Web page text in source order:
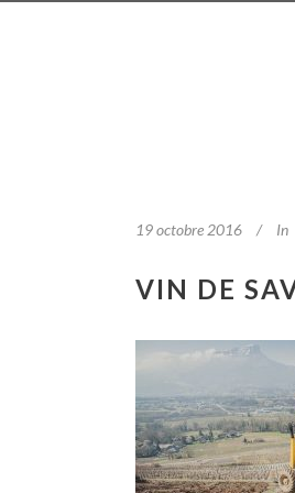
19 octobre 2016 In
VIN DE